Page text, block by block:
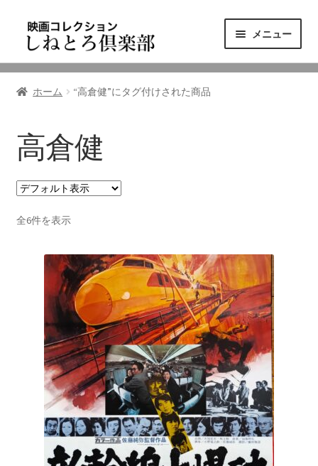
ゲ
シ
ン
へ
キ
プ
テ
ツ
ス
キ
プ
メニュー
ニュース
東三河の映画館
しねとろ倶楽部について
リンクの旅
ホーム “高倉健”にタグ付けされた商品
高倉健
全6件を表示